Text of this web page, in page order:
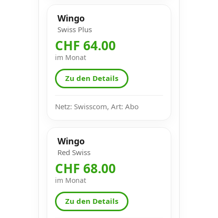
Wingo
Swiss Plus
CHF 64.00
im Monat
Zu den Details
Netz: Swisscom, Art: Abo
Wingo
Red Swiss
CHF 68.00
im Monat
Zu den Details